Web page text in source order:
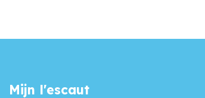
Mijn l'escaut